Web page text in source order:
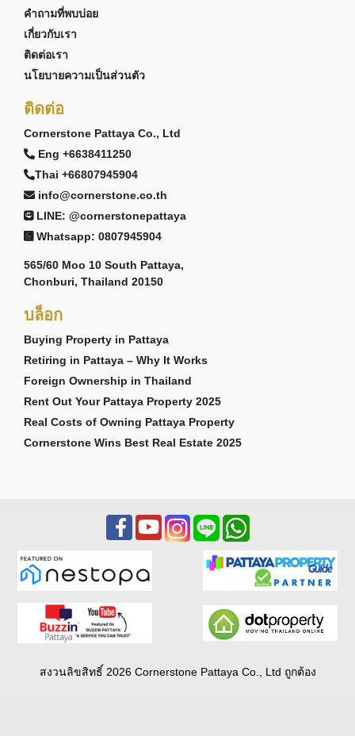
คำถามที่พบบ่อย
เกี่ยวกับเรา
ติดต่อเรา
นโยบายความเป็นส่วนตัว
ติดต่อ
Cornerstone Pattaya Co., Ltd
Eng +6638411250
Thai +66807945904
info@cornerstone.co.th
LINE: @cornerstonepattaya
Whatsapp: 0807945904
565/60 Moo 10 South Pattaya,
Chonburi, Thailand 20150
บล็อก
Buying Property in Pattaya
Retiring in Pattaya – Why It Works
Foreign Ownership in Thailand
Rent Out Your Pattaya Property 2025
Real Costs of Owning Pattaya Property
Cornerstone Wins Best Real Estate 2025
สงวนลิขสิทธิ์ 2026 Cornerstone Pattaya Co., Ltd ถูกต้อง